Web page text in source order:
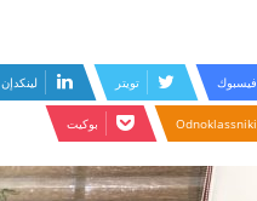
فيسبوك تويتر لينكدإن
Odnoklassniki بوكيت